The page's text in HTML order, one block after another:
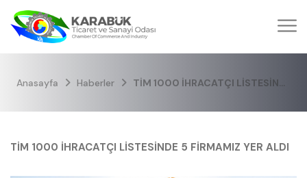
Anasayfa Haberler TİM 1000 İHRACATÇI LİSTESİNDE 5 FİRMAMIZ YER ALDI
TİM 1000 İHRACATÇI LİSTESİNDE 5 FİRMAMIZ YER ALDI